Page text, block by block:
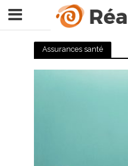
Assurances santé